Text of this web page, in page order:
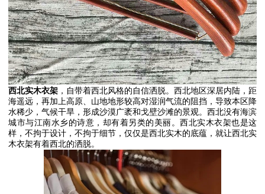
西北实木衣架 ，自带着西北风格的自信洒脱。西北地区深居内陆，距
海遥远，再加上高原、山地地形较高对湿润气流的阻挡，导致本区降
水稀少，气候干旱，形成沙漠广袤和戈壁沙滩的景观。西北没有海滨
城市与江南水乡的诗意，却有着另类的美丽。西北实木衣架也是这
样，不拘于设计，不拘于细节，仅仅是西北实木的底蕴，就让西北实
木衣架有着西北的洒脱。